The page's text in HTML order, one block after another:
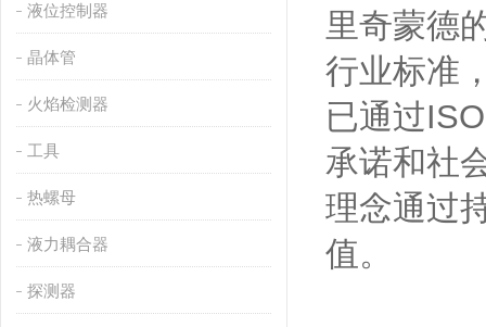
液位控制器
晶体管
火焰检测器
工具
热螺母
液力耦合器
探测器
里奇蒙德
行业标准
已通过
承诺和社
理念通过
值。